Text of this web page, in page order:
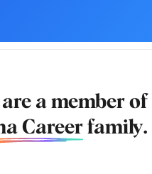
are a member of
Career family.